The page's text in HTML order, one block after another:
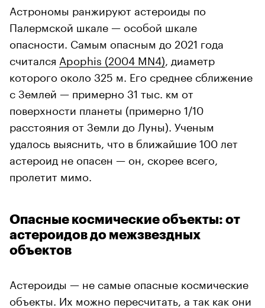
Астрономы ранжируют астероиды по
Палермской шкале — особой шкале
опасности. Самым опасным до 2021 года
считался Apophis (2004 MN4) , диаметр
которого около 325 м. Его среднее сближение
с Землей — примерно 31 тыс. км от
поверхности планеты (примерно 1/10
расстояния от Земли до Луны). Ученым
удалось выяснить, что в ближайшие 100 лет
астероид не опасен — он, скорее всего,
пролетит мимо.
Опасные космические объекты: от
астероидов до межзвездных
объектов
Астероиды — не самые опасные космические
объекты. Их можно пересчитать, а так как они